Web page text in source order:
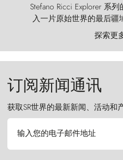
Stefano Ricci Explorer 系
入一片原始世界的最后
以远古的怒号雕琢着自然
del Paine）则宛如石砌的
起挑战
探索更
订阅新闻通讯
获取SR世界的最新新闻、活动和
输入您的电子邮件地址